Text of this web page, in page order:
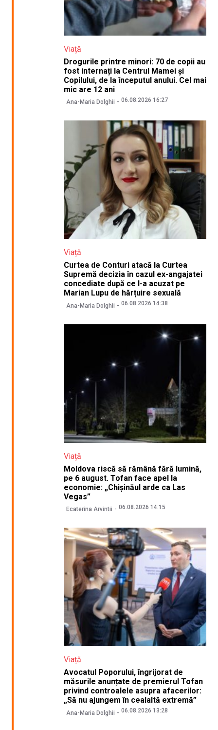
Viață
Drogurile printre minori: 70 de copii au
fost internați la Centrul Mamei și
Copilului, de la începutul anului. Cel mai
mic are 12 ani
Ana-Maria Dolghii 06.08.2026 16:27
Viață
Curtea de Conturi atacă la Curtea
Supremă decizia în cazul ex-angajatei
concediate după ce l-a acuzat pe
Marian Lupu de hărțuire sexuală
Ana-Maria Dolghii 06.08.2026 14:38
Viață
Moldova riscă să rămână fără lumină,
pe 6 august. Tofan face apel la
economie: „Chișinăul arde ca Las
Vegas”
Ecaterina Arvintii 06.08.2026 14:15
Viață
Avocatul Poporului, îngrijorat de
măsurile anunțate de premierul Tofan
privind controalele asupra afacerilor:
„Să nu ajungem în cealaltă extremă”
Ana-Maria Dolghii 06.08.2026 13:28